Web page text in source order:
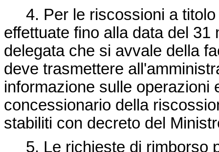
4. Per le riscossioni a titolo
effettuate fino alla data del
delegata che si avvale della
deve trasmettere
informazione sulle operazioni
concessionario della
stabiliti con decreto del
5. Le richieste di rimborso